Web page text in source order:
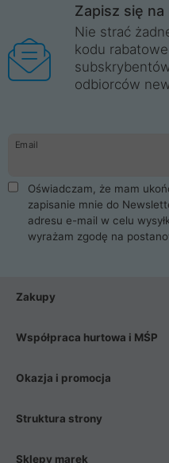
Wrocław, Poznań, Legnica,
Trzebnica, Opole. Szybka i
ProLine to polska firma ze
legalnie i płacimy podatki w
główną w Mirkowie oraz
komunikacja ze sklepem
danych osobowych.
ProLine to czysta
Zaopatrzysz się u nas w
takie jak procesory, karty
dyski SSD, M.2 oraz HDD.
najlepszy zasilacz
Poza komputerami mamy
Smartfony takich
wentylatory. Na koniec
Zapisz się na
Nie strać
kodu
odbiorców
Email
Oświadczam, że mam
zapisanie mnie do
adresu e-mail w celu
wyrażam zgodę na
Zakupy
Współpraca hurtowa i MŚP
Okazja i promocja
Struktura strony
Sklepy marek